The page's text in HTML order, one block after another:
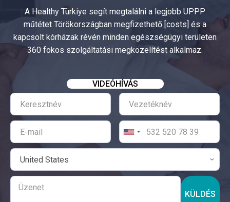
A Healthy Türkiye segít megtalálni a legjobb UPPP
műtétet Törökországban megfizethető [costs] és a
kapcsolt kórházak révén minden egészségügyi területen
360 fokos szolgáltatási megközelítést alkalmaz.
VIDEÓHÍVÁS
KÜLDÉS